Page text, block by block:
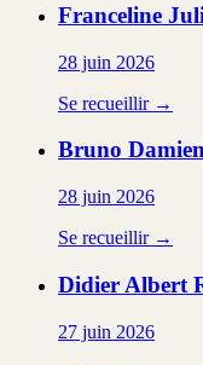
Franceline
28 juin 2026
Se recueillir →
Bruno
28 juin 2026
Se recueillir →
Didier Albert
27 juin 2026